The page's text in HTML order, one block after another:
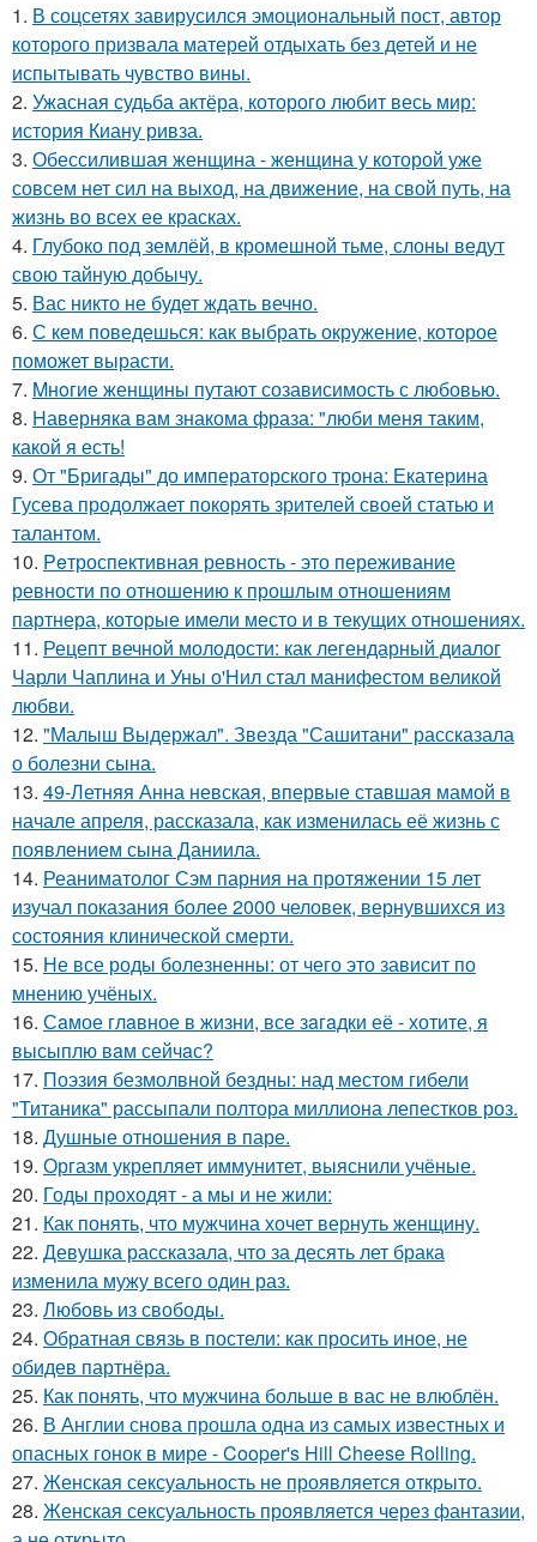
1. В соцсетях завирусился эмоциональный пост, автор
которого призвала матерей отдыхать без детей и не
испытывать чувство вины.
2. Ужасная судьба актёра, которого любит весь мир:
история Киану ривза.
3. Обессилившая женщина - женщина у которой уже
совсем нет сил на выход, на движение, на свой путь, на
жизнь во всех ее красках.
4. Глубоко под землёй, в кромешной тьме, слоны ведут
свою тайную добычу.
5. Вас никто не будет ждать вечно.
6. С кем поведешься: как выбрать окружение, которое
поможет вырасти.
7. Mнoгие женщины путают созависимость с любовью.
8. Hаверняка вам знакома фраза: "люби меня таким,
какой я есть!
9. От "Бригады" до императорского трона: Екатерина
Гусева продолжает покорять зрителей своей статью и
талантом.
10. Peтроспективная ревность - это переживание
ревности по отношению к прошлым отношениям
партнера, которые имели место и в текущих отношениях.
11. Рецепт вечной молодости: как легендарный диалог
Чарли Чаплина и Уны о'Нил стал манифестом великой
любви.
12. "Малыш Выдержал". Звезда "Сашитани" рассказала
о болезни сына.
13. 49-Летняя Анна невская, впервые ставшая мамой в
начале апреля, рассказала, как изменилась её жизнь с
появлением сына Даниила.
14. Реаниматолог Сэм парния на протяжении 15 лет
изучал показания более 2000 человек, вернувшихся из
состояния клинической смерти.
15. Не все роды болезненны: от чего это зависит по
мнению учёных.
16. Сaмое глaвное в жизни, все зaгaдки её - хотите, я
высыплю вaм сейчaс?
17. Поэзия безмолвной бездны: над местом гибели
"Титаника" рассыпали полтора миллиона лепестков роз.
18. Душные отношения в паре.
19. Оргазм укрепляет иммунитет, выяснили учёные.
20. Годы проходят - а мы и не жили:
21. Как понять, что мужчина хочет вернуть женщину.
22. Девушка рассказала, что за десять лет брака
изменила мужу всего один раз.
23. Любовь из свободы.
24. Обратная связь в постели: как просить иное, не
обидев партнёра.
25. Как понять, что мужчина больше в вас не влюблён.
26. В Англии снова прошла одна из самых известных и
опасных гонок в мире - Cooper's Hill Cheese Rolling.
27. Женская сексуальность не проявляется открыто.
28. Женская сексуальность проявляется через фантазии,